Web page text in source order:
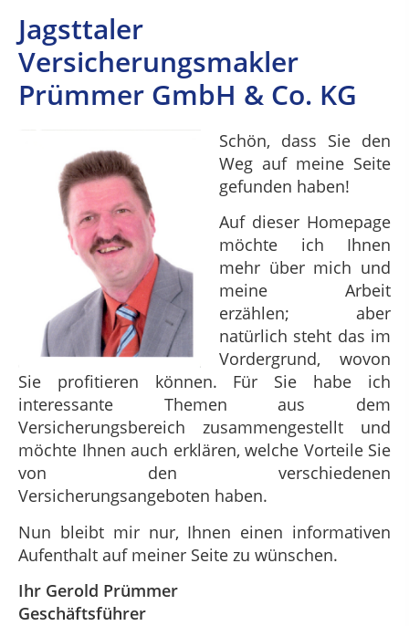
Jagsttaler
Versicherungsmakler
Prümmer GmbH & Co. KG
Schön, dass Sie den
Weg auf meine Seite
gefunden haben!
Auf dieser Homepage
möchte ich Ihnen
mehr über mich und
meine Arbeit
erzählen; aber
natürlich steht das im
Vordergrund, wovon
Sie profitieren können. Für Sie habe ich
interessante Themen aus dem
Versicherungsbereich zusammengestellt und
möchte Ihnen auch erklären, welche Vorteile Sie
von den verschiedenen
Versicherungsangeboten haben.
Nun bleibt mir nur, Ihnen einen informativen
Aufenthalt auf meiner Seite zu wünschen.
Ihr Gerold Prümmer
Geschäftsführer